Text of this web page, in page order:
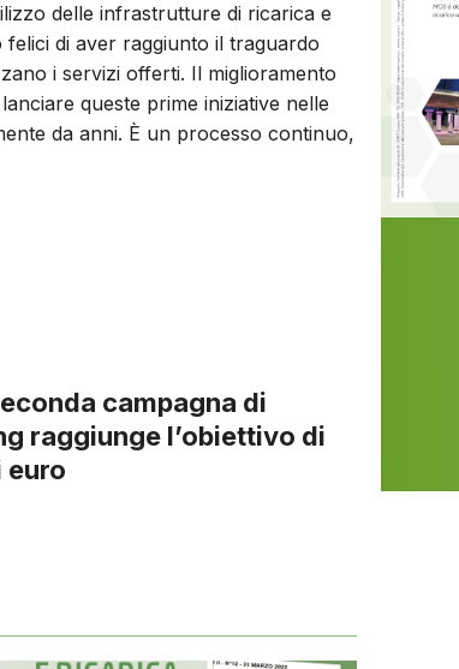
delle infrastrutture di ricarica e
di aver raggiunto il traguardo
i servizi offerti. Il miglioramento
queste prime iniziative nelle
da anni. È un processo continuo,
campagna di
raggiunge l’obiettivo di
euro